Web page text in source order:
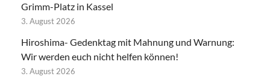
Grimm-Platz in Kassel
3. August 2026
Hiroshima- Gedenktag mit Mahnung und Warnung:
Wir werden euch nicht helfen können!
3. August 2026